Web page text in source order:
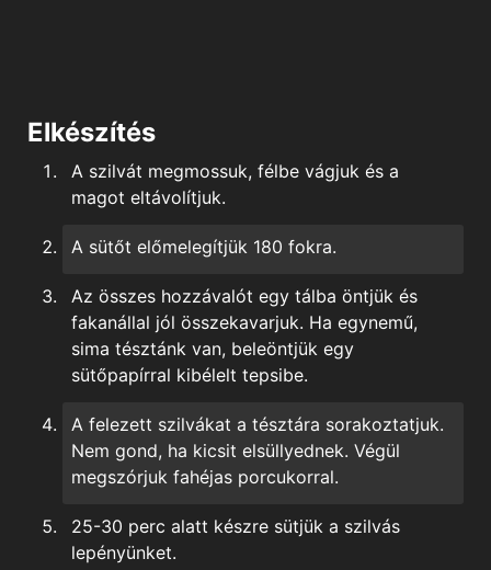
Elkészítés
A szilvát megmossuk, félbe vágjuk és a
magot eltávolítjuk.
A sütőt előmelegítjük 180 fokra.
Az összes hozzávalót egy tálba öntjük és
fakanállal jól összekavarjuk. Ha egynemű,
sima tésztánk van, beleöntjük egy
sütőpapírral kibélelt tepsibe.
A felezett szilvákat a tésztára sorakoztatjuk.
Nem gond, ha kicsit elsüllyednek. Végül
megszórjuk fahéjas porcukorral.
25-30 perc alatt készre sütjük a szilvás
lepényünket.